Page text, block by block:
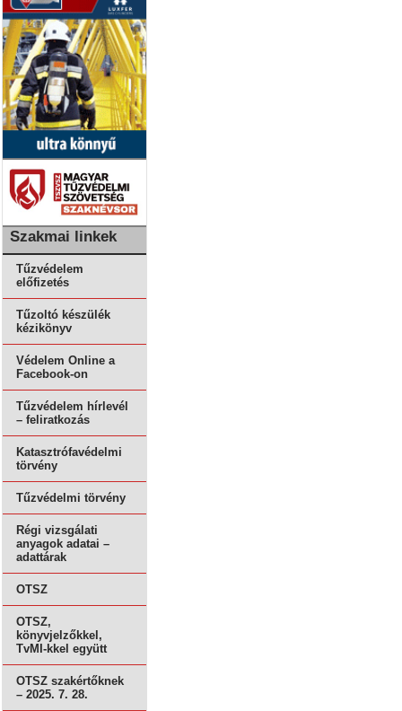
Szakmai linkek
Tűzvédelem
előfizetés
Tűzoltó készülék
kézikönyv
Védelem Online a
Facebook-on
Tűzvédelem hírlevél
– feliratkozás
Katasztrófavédelmi
törvény
Tűzvédelmi törvény
Régi vizsgálati
anyagok adatai –
adattárak
OTSZ
OTSZ,
könyvjelzőkkel,
TvMI-kkel együtt
OTSZ szakértőknek
– 2025. 7. 28.